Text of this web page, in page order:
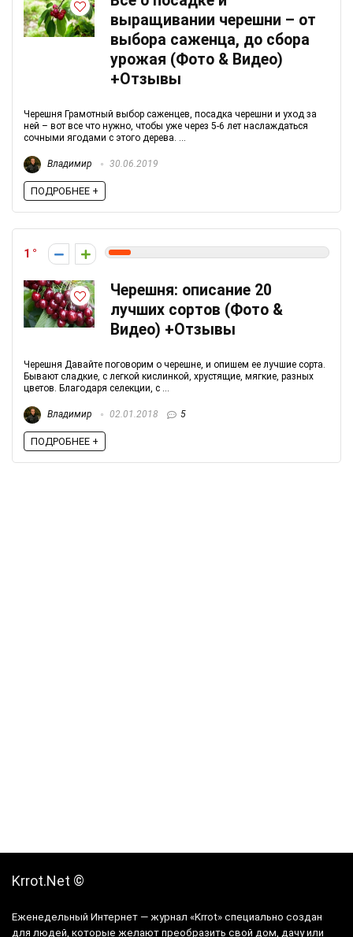
выращивании черешни – от
выбора саженца, до сбора
урожая (Фото & Видео)
+Отзывы
Черешня Грамотный выбор саженцев, посадка черешни и уход за
ней – вот все что нужно, чтобы уже через 5-6 лет наслаждаться
сочными ягодами с этого дерева. ...
Владимир 30.06.2019
ПОДРОБНЕЕ +
1
Черешня: описание 20
лучших сортов (Фото &
Видео) +Отзывы
Черешня Давайте поговорим о черешне, и опишем ее лучшие сорта.
Бывают сладкие, с легкой кислинкой, хрустящие, мягкие, разных
цветов. Благодаря селекции, с ...
Владимир 02.01.2018 5
ПОДРОБНЕЕ +
Krrot.Net ©
Еженедельный Интернет — журнал «Krrot» специально создан
для людей, которые желают преобразить свой дом, дачу или